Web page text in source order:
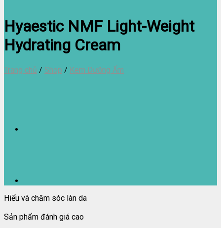
Hyaestic NMF Light-Weight
Hydrating Cream
Trang chủ / Shop / Kem Dưỡng Ẩm
Hiểu và chăm sóc làn da
Sản phẩm đánh giá cao